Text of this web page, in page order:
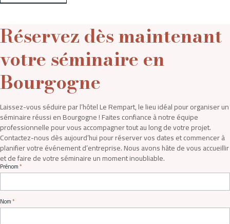
exigences.
Hôtel Le Rempart
2 Avenue Gambetta,
0385511056
Réservez dès maintenant
votre séminaire en
Bourgogne
Laissez-vous séduire par l’hôtel Le Rempart, le lieu idéal pour organiser un
séminaire réussi en Bourgogne ! Faites confiance à notre équipe
professionnelle pour vous accompagner tout au long de votre projet.
Contactez-nous dès aujourd’hui pour réserver vos dates et commencer à
planifier votre événement d’entreprise. Nous avons hâte de vous accueillir
et de faire de votre séminaire un moment inoubliable.
Prénom
Nom